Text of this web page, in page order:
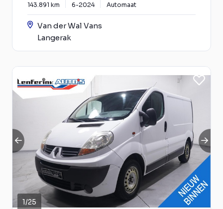
143.891 km 6-2024 Automaat
Van der Wal Vans
Langerak
1/25